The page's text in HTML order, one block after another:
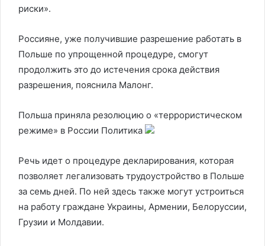
риски».
Россияне, уже получившие разрешение работать в
Польше по упрощенной процедуре, смогут
продолжить это до истечения срока действия
разрешения, пояснила Малонг.
Польша приняла резолюцию о «террористическом
режиме» в России Политика
Речь идет о процедуре декларирования, которая
позволяет легализовать трудоустройство в Польше
за семь дней. По ней здесь также могут устроиться
на работу граждане Украины, Армении, Белоруссии,
Грузии и Молдавии.